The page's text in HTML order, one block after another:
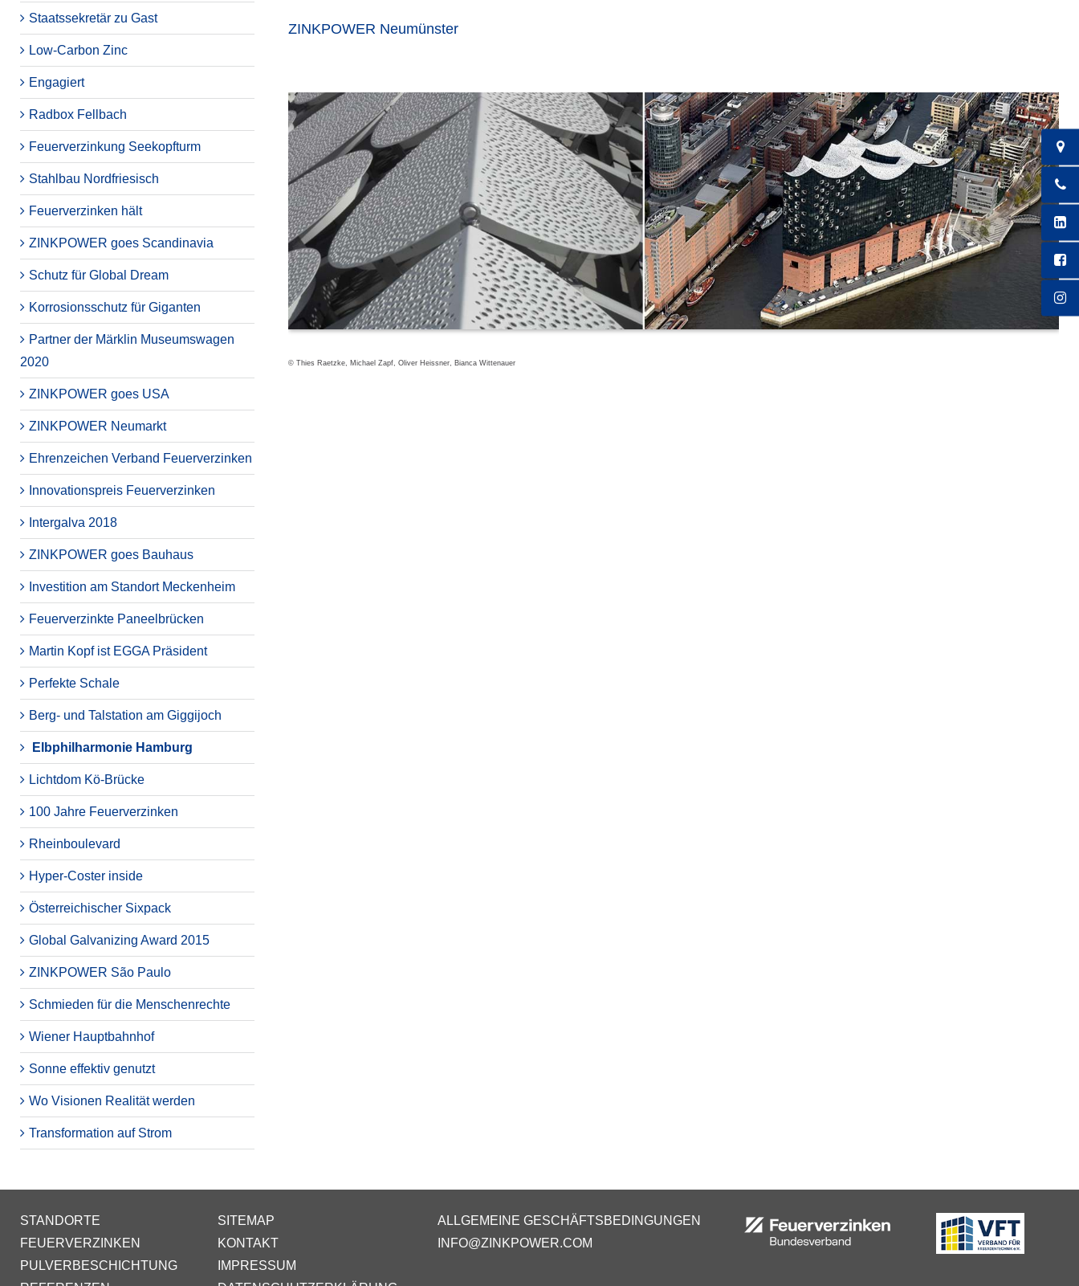
Staatssekretär zu Gast
Low-Carbon Zinc
Engagiert
Radbox Fellbach
Feuerverzinkung Seekopfturm
Stahlbau Nordfriesisch
Feuerverzinken hält
ZINKPOWER goes Scandinavia
Schutz für Global Dream
Korrosionsschutz für Giganten
Partner der Märklin Museumswagen
2020
ZINKPOWER goes USA
ZINKPOWER Neumarkt
Ehrenzeichen Verband Feuerverzinken
Innovationspreis Feuerverzinken
Intergalva 2018
ZINKPOWER goes Bauhaus
Investition am Standort Meckenheim
Feuerverzinkte Paneelbrücken
Martin Kopf ist EGGA Präsident
Perfekte Schale
Berg- und Talstation am Giggijoch
Elbphilharmonie Hamburg
Lichtdom Kö-Brücke
100 Jahre Feuerverzinken
Rheinboulevard
Hyper-Coster inside
Österreichischer Sixpack
Global Galvanizing Award 2015
ZINKPOWER São Paulo
Schmieden für die Menschenrechte
Wiener Hauptbahnhof
Sonne effektiv genutzt
Wo Visionen Realität werden
Transformation auf Strom
ZINKPOWER Neumünster
© Thies Raetzke, Michael Zapf, Oliver Heissner, Bianca Wittenauer
STANDORTE
FEUERVERZINKEN
PULVERBESCHICHTUNG
SITEMAP
KONTAKT
IMPRESSUM
ALLGEMEINE GESCHÄFTSBEDINGUNGEN
INFO@ZINKPOWER.COM